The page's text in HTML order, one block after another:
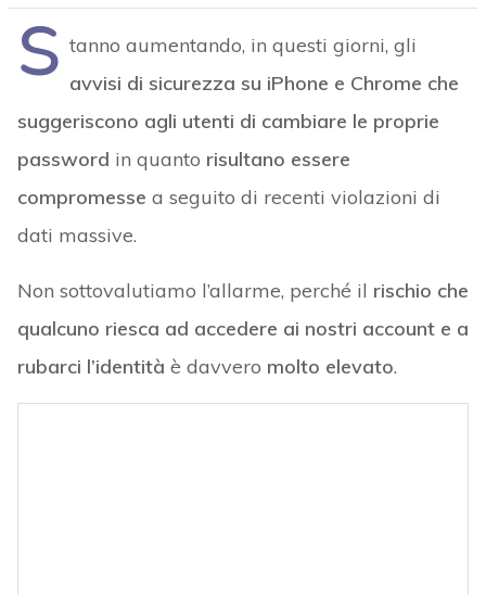
S tanno aumentando, in questi giorni, gli
avvisi di sicurezza su iPhone e Chrome che
suggeriscono agli utenti di cambiare le proprie
password in quanto risultano essere
compromesse a seguito di recenti violazioni di
dati massive.
Non sottovalutiamo l’allarme, perché il rischio che
qualcuno riesca ad accedere ai nostri account e a
rubarci l’identità è davvero molto elevato.